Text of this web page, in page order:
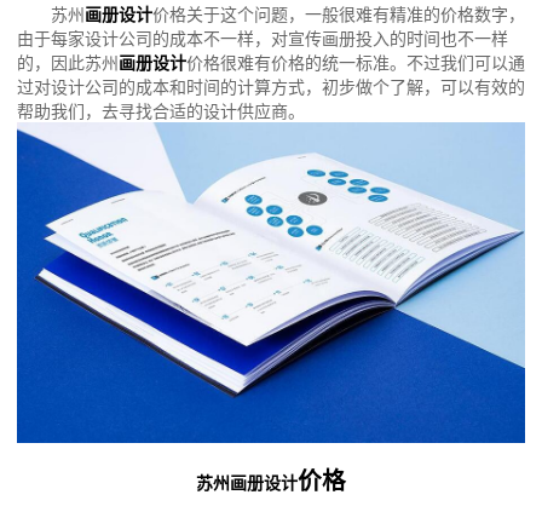
苏州画册设计价格关于这个问题，一般很难有精准的价格数字，
由于每家设计公司的成本不一样，对宣传画册投入的时间也不一样
的，因此苏州画册设计价格很难有价格的统一标准。不过我们可以通
过对设计公司的成本和时间的计算方式，初步做个了解，可以有效的
帮助我们，去寻找合适的设计供应商。
苏州画册设计价格